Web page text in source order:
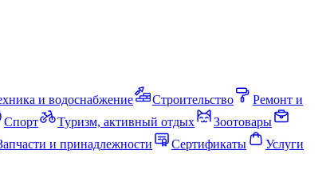
и водоснабжение Строительство
Ремонт и
Спорт Туризм, активный отдых
Зоотовары
и принадлежности Сертификаты
Услуги